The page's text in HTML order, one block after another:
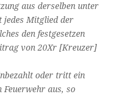
aus derselben unter
jedes Mitglied der
den festgesetzen
von 20Xr [Kreuzer]
oder tritt ein
aus, so